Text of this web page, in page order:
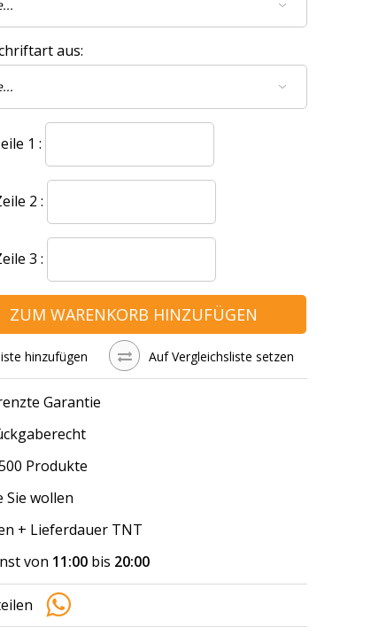
aus:
1 :
2 :
3 :
ZUM WARENKORB HINZUFÜGEN
hinzufügen Auf Vergleichsliste setzen
Garantie
Produkte
Sie wollen
+ Lieferdauer TNT
von 11:00 bis 20:00